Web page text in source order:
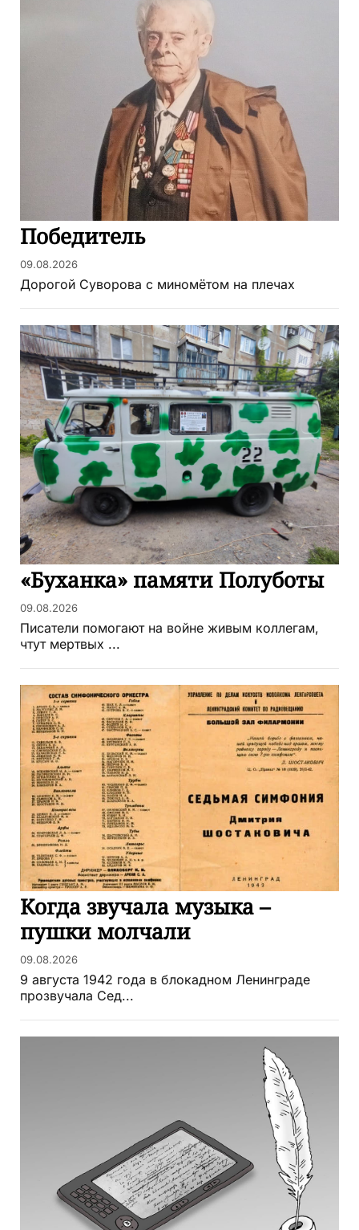
Победитель
09.08.2026
Дорогой Суворова с миномётом на плечах
«Буханка» памяти Полуботы
09.08.2026
Писатели помогают на войне живым коллегам,
чтут мертвых ...
Когда звучала музыка –
пушки молчали
09.08.2026
9 августа 1942 года в блокадном Ленинграде
прозвучала Сед...